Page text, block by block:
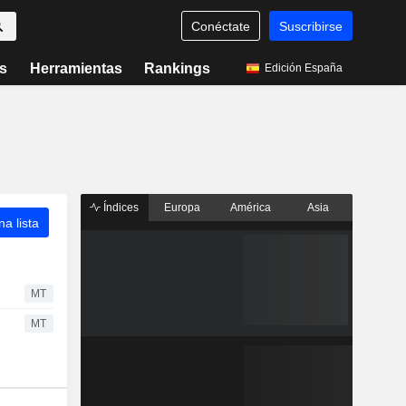
Conéctate Suscribirse
Herramientas Rankings Edición España
lista
MT
MT
Índices Europa América Asia